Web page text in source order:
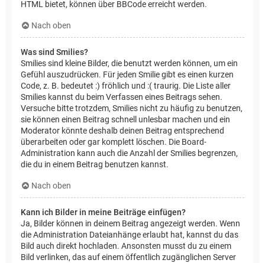
HTML bietet, können über BBCode erreicht werden.
Nach oben
Was sind Smilies?
Smilies sind kleine Bilder, die benutzt werden können, um ein
Gefühl auszudrücken. Für jeden Smilie gibt es einen kurzen
Code, z. B. bedeutet :) fröhlich und :( traurig. Die Liste aller
Smilies kannst du beim Verfassen eines Beitrags sehen.
Versuche bitte trotzdem, Smilies nicht zu häufig zu benutzen,
sie können einen Beitrag schnell unlesbar machen und ein
Moderator könnte deshalb deinen Beitrag entsprechend
überarbeiten oder gar komplett löschen. Die Board-
Administration kann auch die Anzahl der Smilies begrenzen,
die du in einem Beitrag benutzen kannst.
Nach oben
Kann ich Bilder in meine Beiträge einfügen?
Ja, Bilder können in deinem Beitrag angezeigt werden. Wenn
die Administration Dateianhänge erlaubt hat, kannst du das
Bild auch direkt hochladen. Ansonsten musst du zu einem
Bild verlinken, das auf einem öffentlich zugänglichen Server